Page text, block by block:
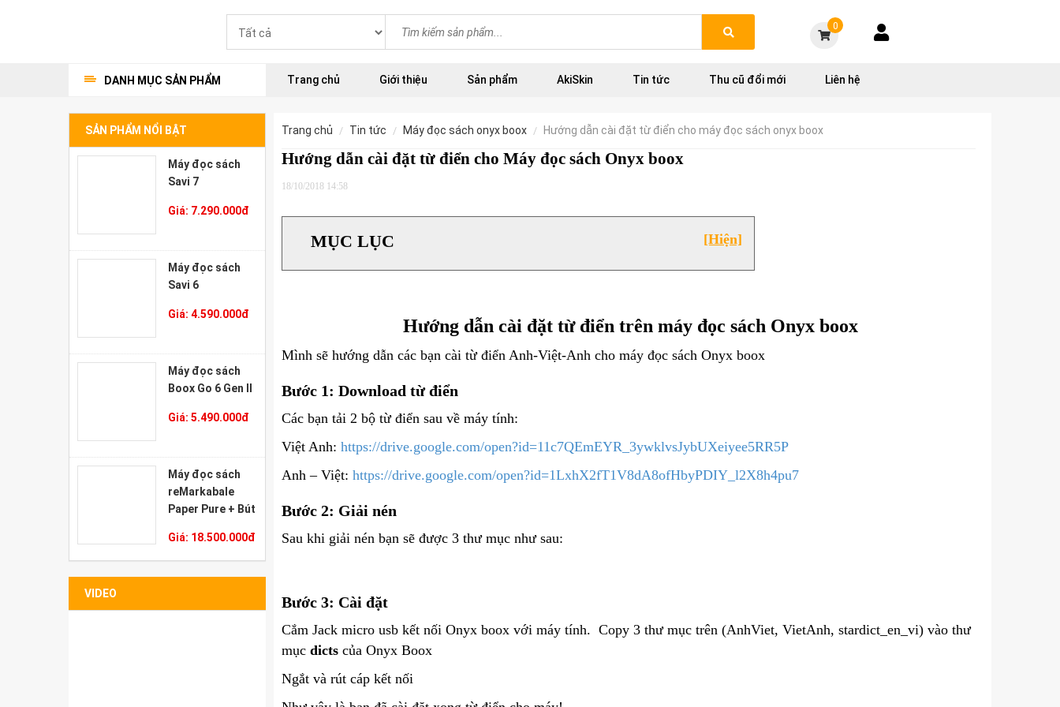
0
DANH MỤC SẢN PHẨM Trang chủ Giới thiệu Sản phẩm AkiSkin Tin tức Thu cũ đổi mới Liên hệ
SẢN PHẨM NỔI BẬT
Máy đọc sách
Savi 7
Giá: 7.290.000đ
Máy đọc sách
Savi 6
Giá: 4.590.000đ
Máy đọc sách
Boox Go 6 Gen II
Giá: 5.490.000đ
Máy đọc sách
reMarkabale
Paper Pure + Bút
Bao đựng Sleeve
Folio
Giá: 18.500.000đ
VIDEO
trang chủ tin tức máy đọc sách onyx boox hướng dẫn cài đặt từ điển cho máy đọc sách onyx boox
Hướng dẫn cài đặt từ điển cho Máy đọc sách Onyx boox
18/10/2018 14:58
[Hiện]
MỤC LỤC
Hướng dẫn cài đặt từ điển trên máy đọc sách Onyx boox
Mình sẽ hướng dẫn các bạn cài từ điển Anh-Việt-Anh cho máy đọc sách Onyx boox
Bước 1: Download từ điển
Các bạn tải 2 bộ từ điển sau về máy tính:
Việt Anh: https://drive.google.com/open?id=11c7QEmEYR_3ywklvsJybUXeiyee5RR5P
Anh – Việt: https://drive.google.com/open?id=1LxhX2fT1V8dA8ofHbyPDIY_l2X8h4pu7
Bước 2: Giải nén
Sau khi giải nén bạn sẽ được 3 thư mục như sau:
Bước 3: Cài đặt
Cắm Jack micro usb kết nối Onyx boox với máy tính. Copy 3 thư mục trên (AnhViet, VietAnh, stardict_en_vi) vào thư
mục dicts của Onyx Boox
Ngắt và rút cáp kết nối